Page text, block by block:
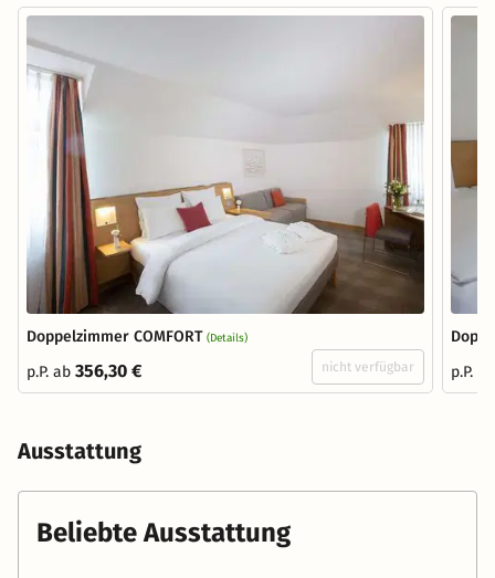
Doppelzimmer COMFORT (Details)
p.P. ab 356,30 € nicht verfügbar
p.P.
Ausstattung
Beliebte Ausstattung